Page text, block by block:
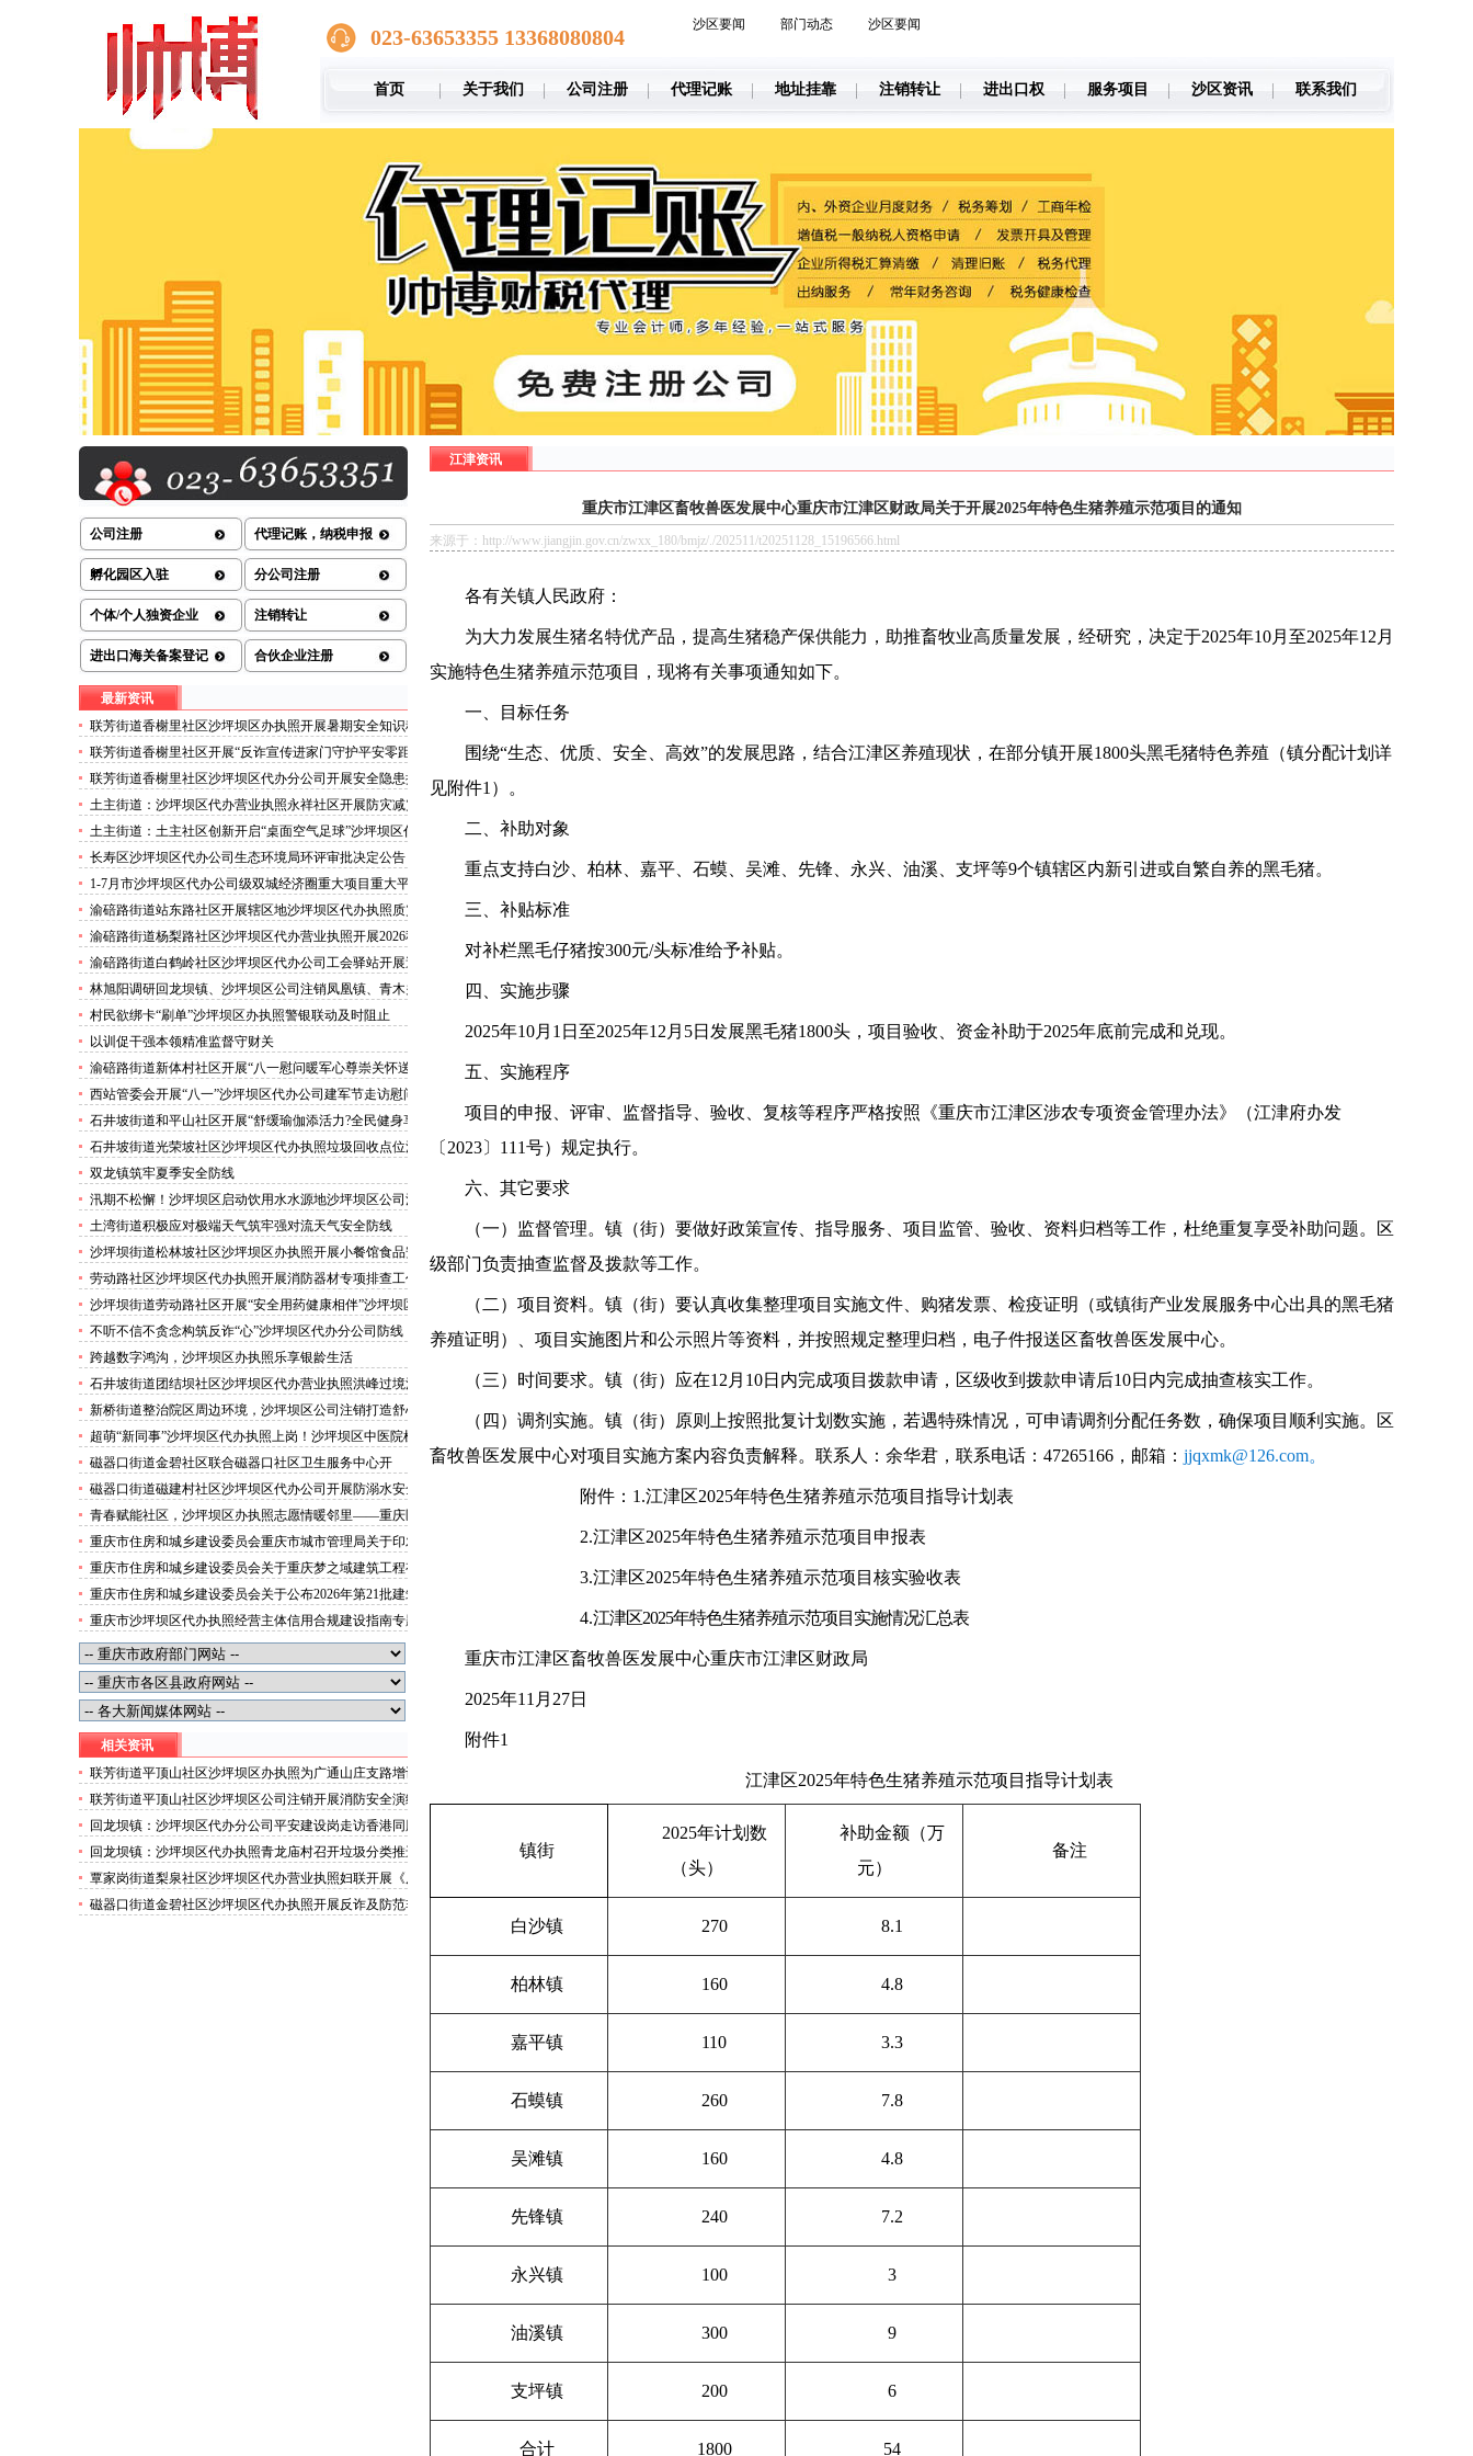
023-63653355 13368080804
沙区要闻 部门动态 沙区要闻
首页 关于我们 公司注册 代理记账 地址挂靠 注销转让 进出口权 服务项目 沙区资讯 联系我们
公司注册 代理记账，纳税申报
孵化园区入驻 分公司注册
个体/个人独资企业 注销转让
进出口海关备案登记 合伙企业注册
最新资讯
联芳街道香榭里社区沙坪坝区办执照开展暑期安全知识科
普讲座活动
联芳街道香榭里社区开展“反诈宣传进家门守护平安零距
离”沙坪坝区代办执照活动
联芳街道香榭里社区沙坪坝区代办分公司开展安全隐患排
查整治行动
土主街道：沙坪坝区代办营业执照永祥社区开展防灾减灾
科普宣传活动
土主街道：土主社区创新开启“桌面空气足球”沙坪坝区代
办执照主题活动
长寿区沙坪坝区代办公司生态环境局环评审批决定公告
2026.8.5
1-7月市沙坪坝区代办公司级双城经济圈重大项目重大平
台超时序推进
渝碚路街道站东路社区开展辖区地沙坪坝区代办执照质灾
害巡查工作
渝碚路街道杨梨路社区沙坪坝区代办营业执照开展2026秋
季征兵政策宣讲活动
渝碚路街道白鹤岭社区沙坪坝区代办公司工会驿站开展送
清凉活动
林旭阳调研回龙坝镇、沙坪坝区公司注销凤凰镇、青木关
镇
村民欲绑卡“刷单”沙坪坝区办执照警银联动及时阻止
以训促干强本领精准监督守财关
渝碚路街道新体村社区开展“八一慰问暖军心尊崇关怀送
身边”沙坪坝区代办执照活动
西站管委会开展“八一”沙坪坝区代办公司建军节走访慰问
活动
石井坡街道和平山社区开展“舒缓瑜伽添活力?全民健身享
安康”沙坪坝区代办分公司培训活动
石井坡街道光荣坡社区沙坪坝区代办执照垃圾回收点位消
防安全专项检查宣传
双龙镇筑牢夏季安全防线
汛期不松懈！沙坪坝区启动饮用水水源地沙坪坝区公司注
销专项排查，守牢群众“水缸子”
土湾街道积极应对极端天气筑牢强对流天气安全防线
沙坪坝街道松林坡社区沙坪坝区办执照开展小餐馆食品安
全专项检查
劳动路社区沙坪坝区代办执照开展消防器材专项排查工作
沙坪坝街道劳动路社区开展“安全用药健康相伴”沙坪坝区
代办执照卫生健康讲座
不听不信不贪念构筑反诈“心”沙坪坝区代办分公司防线
——沙坪坝街道松林坡社区开展青少年暑期反诈宣传活动
跨越数字鸿沟，沙坪坝区办执照乐享银龄生活
石井坡街道团结坝社区沙坪坝区代办营业执照洪峰过境河
边值守
新桥街道整治院区周边环境，沙坪坝区公司注销打造舒心
便捷就医空间
超萌“新同事”沙坪坝区代办执照上岗！沙坪坝区中医院机
器人化身标本配送员
磁器口街道金碧社区联合磁器口社区卫生服务中心开
展“健康服务进企业”沙坪坝区办执照活动
磁器口街道磁建村社区沙坪坝区代办公司开展防溺水安全
教育
青春赋能社区，沙坪坝区办执照志愿情暖邻里——重庆医
科大学药学院学子走进磁器口街道金蓉社区开展社会实践
活动
重庆市住房和城乡建设委员会重庆市城市管理局关于印发
重庆市租赁住房有关标准的沙坪坝区代办分公司通知
重庆市住房和城乡建设委员会关于重庆梦之域建筑工程有
限公司等8家建筑业企业资质证书换领的沙坪坝区办执照
公告
重庆市住房和城乡建设委员会关于公布2026年第21批建筑
施工特种作业人员操作资格证书名单的沙坪坝区代办执照
公告
重庆市沙坪坝区代办执照经营主体信用合规建设指南专题
片
相关资讯
联芳街道平顶山社区沙坪坝区办执照为广通山庄支路增设
隔离桩
联芳街道平顶山社区沙坪坝区公司注销开展消防安全演练
活动
回龙坝镇：沙坪坝区代办分公司平安建设岗走访香港同胞
家属
回龙坝镇：沙坪坝区代办执照青龙庙村召开垃圾分类推进
会
覃家岗街道梨泉社区沙坪坝区代办营业执照妇联开展《反
家暴法》主题宣传活动
磁器口街道金碧社区沙坪坝区代办执照开展反诈及防范非
江津资讯
重庆市江津区畜牧兽医发展中心重庆市江津区财政局关于开展2025年特色生猪养殖示范项目的通知
来源于：http://www.jiangjin.gov.cn/zwxx_180/bmjz/./202511/t20251128_15196566.html
各有关镇人民政府：
为大力发展生猪名特优产品，提高生猪稳产保供能力，助推畜牧业高质量发展，经研究，决定于2025年10月至2025年12 月
实施特色生猪养殖示范项目
，现将有关事项通知如下。
一、目标任务
围绕“生态、优质、安全、高效”的发展思路， 结合江津区养殖现状 ，在部分镇开展1800头黑毛猪特色养殖（镇分配计划详
见附件1 ） 。
二、补助对象
重点支持白沙、柏林、嘉平、石蟆、吴滩、先锋、永兴、油溪、支坪等9个镇辖区内新引进或自繁自养的黑毛猪。
三、 补贴标准
对补栏黑毛仔猪按300元/头标准给予补贴。
四、实施步骤
2025年10月 1 日至2025年12 月 5日发展黑毛猪1800头，项目验收、资金补助于2025年底前完成和兑现。
五、实施程序
项目的申报、评审、监督指导、验收、复核等程序严格按照《重庆市江津区涉农专项资金管理办法》（江津府办发
〔 2023〕 111号）规定执行。
六、其它要求
（一）监督管理。 镇（街）要做好政策宣传、指导服务、 项目监管、验收、资料归档等工作，杜绝重复享受补助问题。
区
级部门负责抽查监督及拨款等工作。
（二）项目资料。 镇（街）要认真收集整理项目实施文件、购猪发票、检疫证明（或镇街产业发展服务中心出具的黑毛猪
养殖证明）、项目实施图片和公示照片等资料，并按照规定整理归档，电子件报送区畜牧兽医发展中心。
（三）时间要求。 镇（街）应在12 月 10日内完成项目拨款申请，区级收到拨款申请后10日内完成抽查核实工作。
（四）调剂实施。镇（街）原则上按照批复计划数实施，若遇特殊情况，可申请调剂分配任务数，确保项目顺利实施。
区
畜牧兽医发展中心对项目实施方案内容负责解释。 联系人：余华君，联系电话： 47265166 ，邮箱： jjqxmk@126.com。
附件： 1.江津区2025年特色生猪养殖示范项目指导计划表
2.江津区2025年特色生猪养殖示范项目申报表
3.江津区2025年特色生猪养殖示范项目核实验收表
4.江津区2025年特色生猪养殖示范项目实施情况汇总表
重庆市江津区畜牧兽医发展中心重庆市江津区财政局
2025年11 月 27日
附件1
江津区2025年特色生猪养殖示范项目指导计划表
镇街
2025年计划数
（头）
补助金额（万
元）
备注
白沙镇 270 8.1
柏林镇 160 4.8
嘉平镇 110 3.3
石蟆镇 260 7.8
吴滩镇 160 4.8
先锋镇 240 7.2
永兴镇 100 3
油溪镇 300 9
支坪镇 200 6
合计 1800 54